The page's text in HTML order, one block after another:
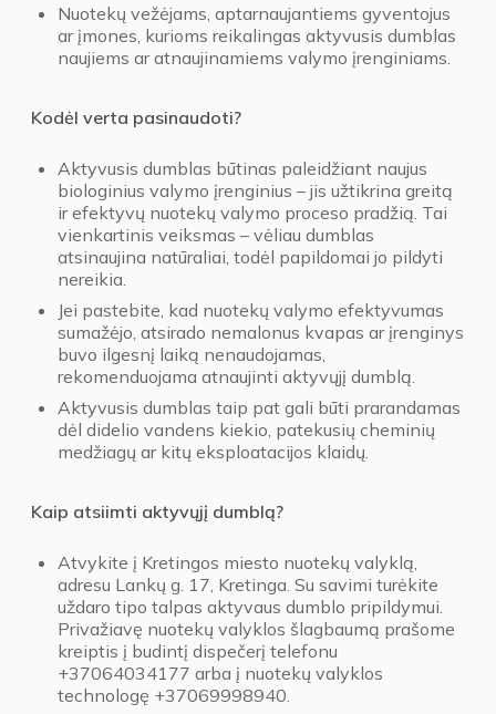
Nuotekų vežėjams, aptarnaujantiems gyventojus
ar įmones, kurioms reikalingas aktyvusis dumblas
naujiems ar atnaujinamiems valymo įrenginiams.
Kodėl verta pasinaudoti?
Aktyvusis dumblas būtinas paleidžiant naujus
biologinius valymo įrenginius – jis užtikrina greitą
ir efektyvų nuotekų valymo proceso pradžią. Tai
vienkartinis veiksmas – vėliau dumblas
atsinaujina natūraliai, todėl papildomai jo pildyti
nereikia.
Jei pastebite, kad nuotekų valymo efektyvumas
sumažėjo, atsirado nemalonus kvapas ar įrenginys
buvo ilgesnį laiką nenaudojamas,
rekomenduojama atnaujinti aktyvųjį dumblą.
Aktyvusis dumblas taip pat gali būti prarandamas
dėl didelio vandens kiekio, patekusių cheminių
medžiagų ar kitų eksploatacijos klaidų.
Kaip atsiimti aktyvųjį dumblą?
Atvykite į Kretingos miesto nuotekų valyklą,
adresu Lankų g. 17, Kretinga. Su savimi turėkite
uždaro tipo talpas aktyvaus dumblo pripildymui.
Privažiavę nuotekų valyklos šlagbaumą prašome
kreiptis į budintį dispečerį telefonu
+37064034177 arba į nuotekų valyklos
technologę +37069998940.